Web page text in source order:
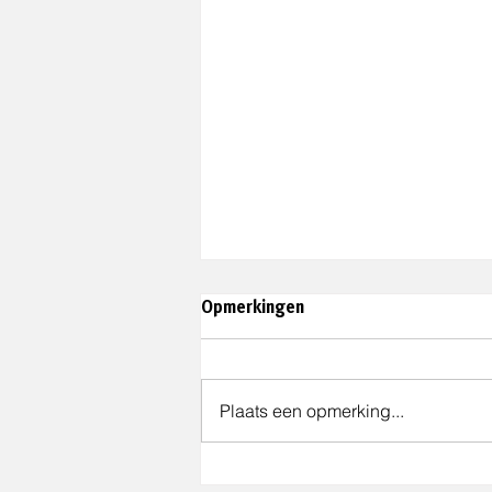
Opmerkingen
Plaats een opmerking...